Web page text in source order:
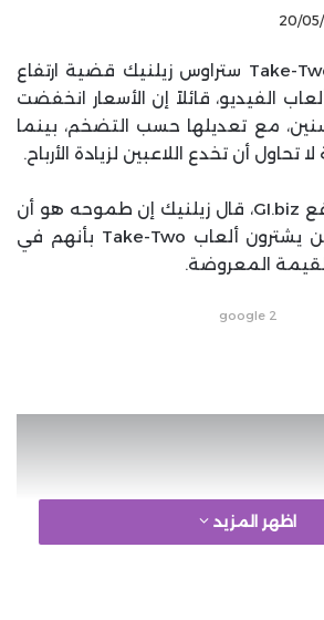
20/
ناقش رئيس شركة Take-Two ستراوس زيلنيك قضية ارتفاع
الفيديو، قائلاً إن الأسعار انخفضت
مع تعديلها حسب التضخم، بينما
تحاول أن تخدع اللاعبين لزيادة الأرباح.
وفي حديثه إلى موقع GI.biz، قال زيلنيك إن طموحه هو أن
يشعر الأشخاص الذين يشترون ألعاب Take-Two بأنهم في
المعروضة.
google 2
مهمتنا في قلب
اظهر المزيد